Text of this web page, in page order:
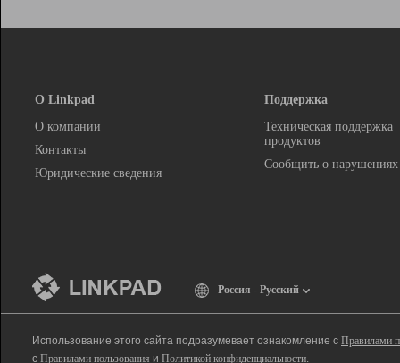
О Linkpad
О компании
Контакты
Юридические сведения
Поддержка
Техническая поддержка
продуктов
Сообщить о нарушениях
Россия - Русский
Использование этого сайта подразумевает ознакомление с Правилами
с Правилами пользования и Политикой конфиденциальности.